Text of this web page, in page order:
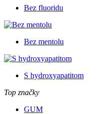
Bez fluoridu
Bez mentolu
S hydroxyapatitom
Top značky
GUM